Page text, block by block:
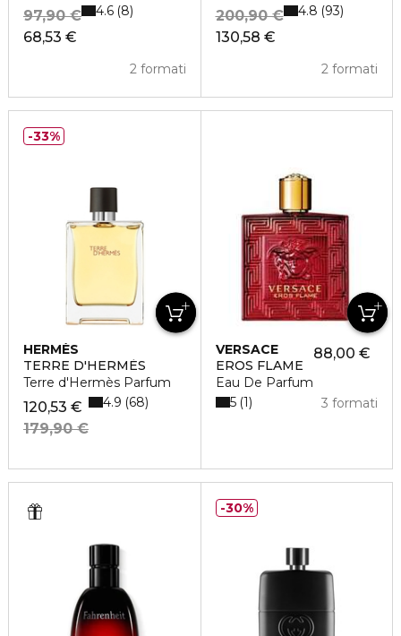
68,53 €
97,90 €
2 formati
4.6 8
130,58 €
200,90 €
2 formati
4.8 93
HERMÈS
TERRE D'HERMÈS
Terre d'Hermès Parfum
120,53 €
179,90 €
4.9 68
33%
VERSACE
EROS FLAME
Eau De Parfum
88,00 €
3 formati
5 1
30%